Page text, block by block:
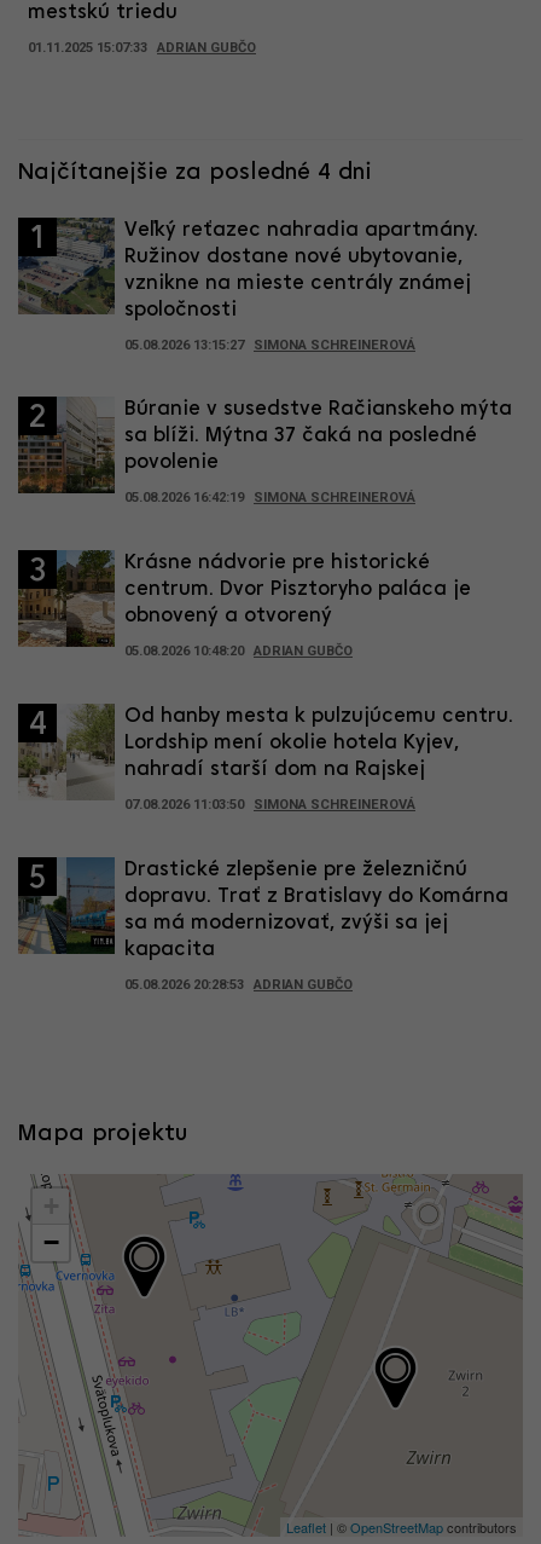
mestskú triedu
01.11.2025 15:07:33 ADRIAN GUBČO
Najčítanejšie za posledné 4 dni
1
Veľký reťazec nahradia apartmány.
Ružinov dostane nové ubytovanie,
vznikne na mieste centrály známej
spoločnosti
05.08.2026 13:15:27 SIMONA SCHREINEROVÁ
2
Búranie v susedstve Račianskeho mýta
sa blíži. Mýtna 37 čaká na posledné
povolenie
05.08.2026 16:42:19 SIMONA SCHREINEROVÁ
3
Krásne nádvorie pre historické
centrum. Dvor Pisztoryho paláca je
obnovený a otvorený
05.08.2026 10:48:20 ADRIAN GUBČO
4
Od hanby mesta k pulzujúcemu centru.
Lordship mení okolie hotela Kyjev,
nahradí starší dom na Rajskej
07.08.2026 11:03:50 SIMONA SCHREINEROVÁ
5
Drastické zlepšenie pre železničnú
dopravu. Trať z Bratislavy do Komárna
sa má modernizovať, zvýši sa jej
kapacita
05.08.2026 20:28:53 ADRIAN GUBČO
Mapa projektu
−
Leaflet | ©OpenStreetMapcontributors